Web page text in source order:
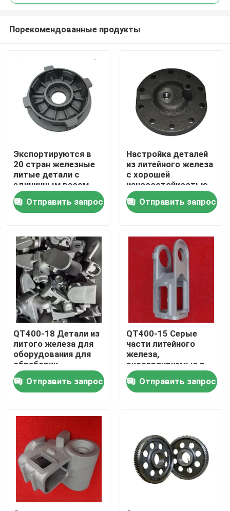
Дом
Продукты
Видео
О нас
Путешествие фабрики
Проверка качества
Новости
Спросите цитату
Части металла бросая
Порекомендованные продукты
Экспортируются в
20 стран железные
литые детали с
единичным весом
0,05 кг и
толерантностью
CT6-CT8
Отправить запрос
Настройка деталей
из литейного железа
с хорошей
износостойкостью
Отправить запрос
QT400-18 Детали из
литого железа для
оборудования для
обработки
материалов
Отправить запрос
QT400-15 Серые
части литейного
железа,
экспортируемые в
ОАЭ и
эффективность
Отправить запрос